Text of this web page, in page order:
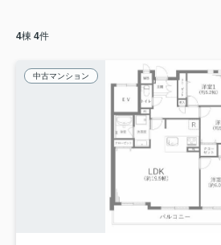
4棟 4件
中古マンション